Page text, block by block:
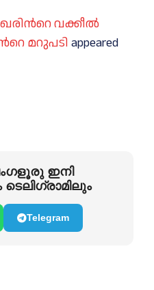
വക്കീല്‍
മറുപടി appeared
ഇനി
Telegram